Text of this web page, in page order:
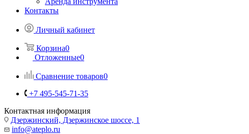
Контакты
Личный кабинет
Корзина0
Отложенные0
Сравнение товаров0
+7 495-545-71-35
Контактная информация
Дзержинский, Дзержинское шоссе, 1
info@ateplo.ru